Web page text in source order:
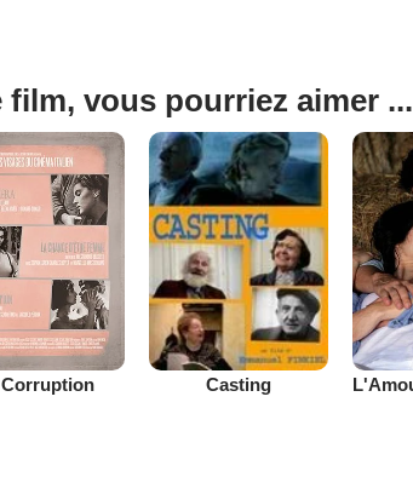
film, vous pourriez aimer ...
Corruption Casting